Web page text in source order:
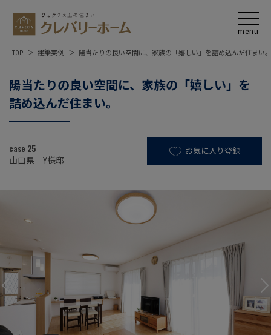
TOP 建築実例 陽当たりの良い空間に、家族の「嬉しい」を詰め込んだ住まい。
陽当たりの良い空間に、家族の「嬉しい」を
詰め込んだ住まい。
case 25
山口県 Y様邸
お気に入り登録